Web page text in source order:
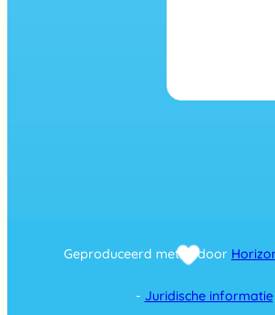
g
b
r
t
i
Geproduceerd met door
- Juridische informatie